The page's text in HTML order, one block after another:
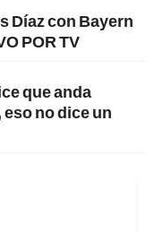
Díaz con Bayern
POR TV
que anda
no dice un